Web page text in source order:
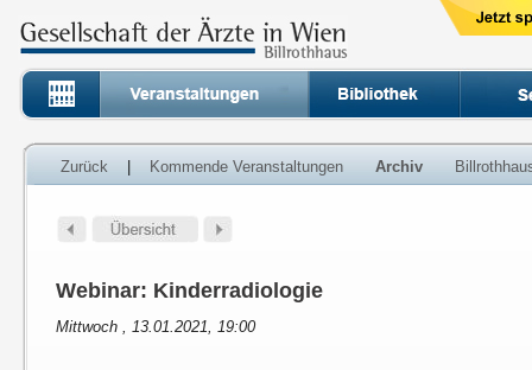
Zurück Kommende Veranstaltungen Archiv
Webinar: Kinderradiologie
Mittwoch , 13.01.2021, 19:00